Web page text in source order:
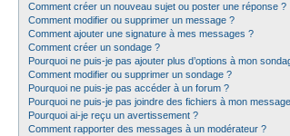
Comment créer un nouveau sujet ou poster une réponse ?
Comment modifier ou supprimer un message ?
Comment ajouter une signature à mes messages ?
Comment créer un sondage ?
Pourquoi ne puis-je pas ajouter plus d’options à mon
Comment modifier ou supprimer un sondage ?
Pourquoi ne puis-je pas accéder à un forum ?
Pourquoi ne puis-je pas joindre des fichiers à mon
Pourquoi ai-je reçu un avertissement ?
Comment rapporter des messages à un modérateur ?